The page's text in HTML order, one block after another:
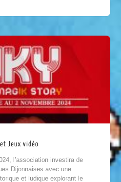
Jeux vidéo
l’association investira de
Dijonnaises avec une
et ludique explorant le